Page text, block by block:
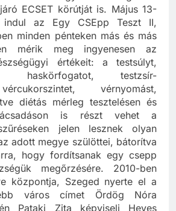
egyidőben megkezdi
ECSET körútját is. Május 13-
indul az Egy CSEpp Teszt II,
minden pénteken más és más
mérik meg ingyenesen az
értékeit: a testsúlyt,
haskörfogatot, testzsír-
vérnyomást,
diétás mérleg tesztelésen és
is részt vehet a
jelen lesznek olyan
adott megye szülöttei, bátorítva
hogy fordítsanak egy csepp
megőrzésére. 2010-ben
központja, Szeged nyerte el a
város címet Ördög Nóra